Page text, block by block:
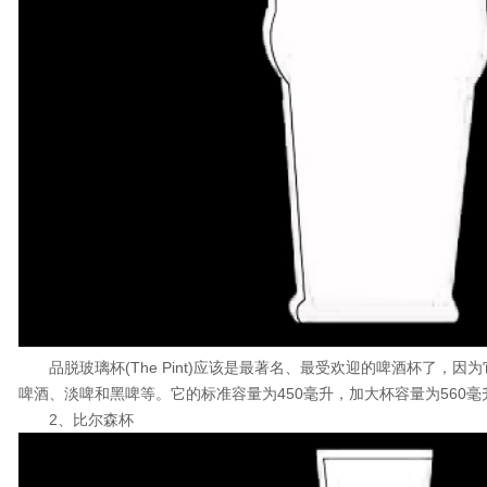
品脱玻璃杯(The Pint)应该是最著名、最受欢迎的啤酒杯了，因为
啤酒、淡啤和黑啤等。它的标准容量为450毫升，加大杯容量为560毫
2、比尔森杯